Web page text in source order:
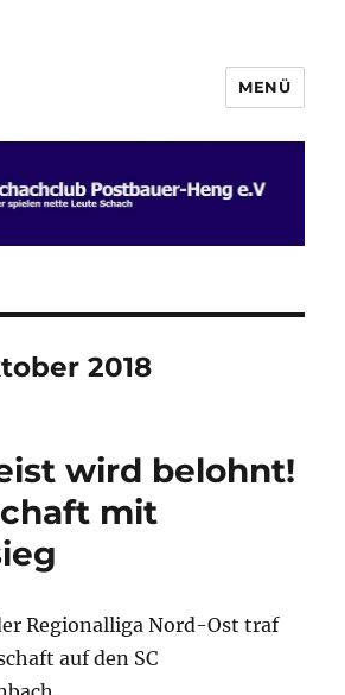
Postbauer-Heng e.V.
MENÜ
2018
wird belohnt!
mit
Regionalliga Nord-Ost traf
auf den SC